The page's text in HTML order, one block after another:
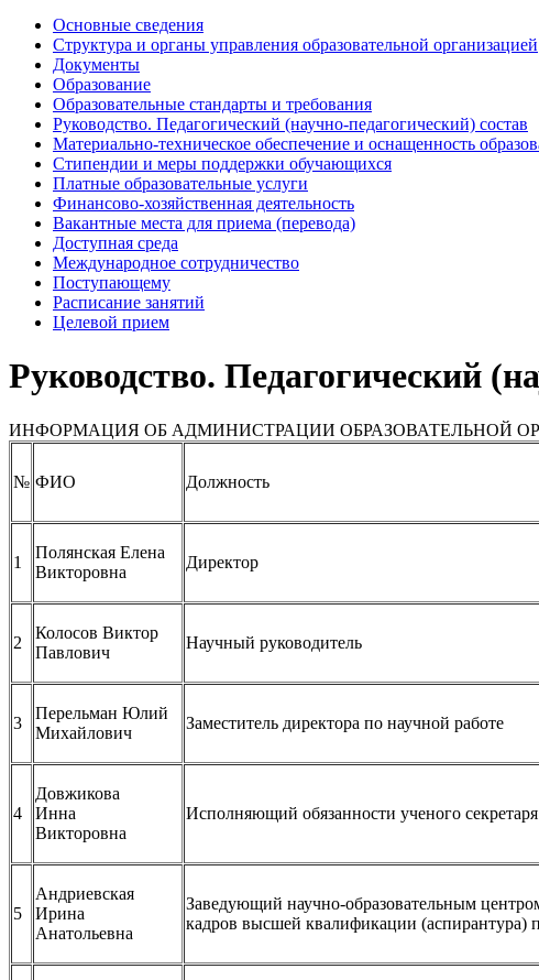
Основные сведения
Структура и органы управления образовательной организацией
Документы
Образование
Образовательные стандарты и требования
Руководство. Педагогический (научно-педагогический) состав
Материально-техническое обеспечение и оснащенность
Стипендии и меры поддержки обучающихся
Платные образовательные услуги
Финансово-хозяйственная деятельность
Вакантные места для приема (перевода)
Доступная среда
Международное сотрудничество
Поступающему
Расписание занятий
Целевой прием
Руководство. Педагогический
ИНФОРМАЦИЯ ОБ АДМИНИСТРАЦИИ ОБРАЗОВАТЕЛЬНОЙ
№ ФИО Должность
1
Полянская Елена
Викторовна
Директор
2
Колосов Виктор
Павлович
Научный руководитель
3
Перельман Юлий
Михайлович
Заместитель директора по научной работе
4
Довжикова
Инна
Викторовна
Исполняющий обязанности ученого секретаря
5
Андриевская
Ирина
Анатольевна
Заведующий научно-образовательным
кадров высшей квалификации (аспирантура)